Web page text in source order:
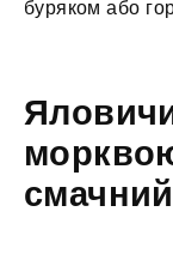
буряком або